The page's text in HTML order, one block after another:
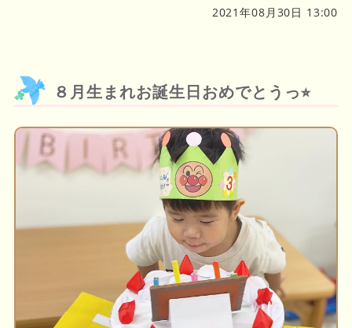
2021年08月30日 13:00
８月生まれお誕生日おめでとうっ⭐︎